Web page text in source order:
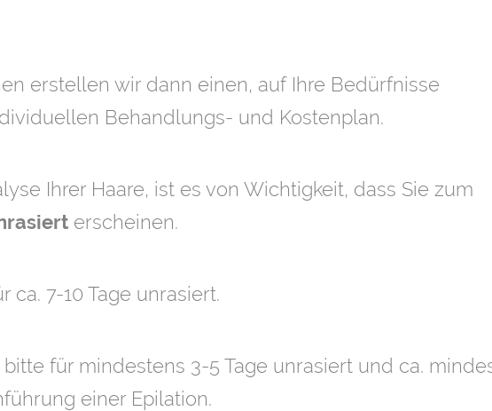
erstellen wir dann einen, auf Ihre Bedürfnisse
Behandlungs- und Kostenplan.
Ihrer Haare, ist es von Wichtigkeit, dass Sie zum
erscheinen.
ca. 7-10 Tage unrasiert.
für mindestens 3-5 Tage unrasiert und ca.
einer Epilation.